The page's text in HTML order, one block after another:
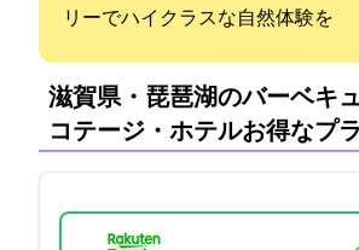
リーでハイクラスな自然体験を
滋賀県・琵琶湖のバーベキ
コテージ・ホテル:お得なプ